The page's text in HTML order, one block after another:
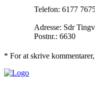
Telefon: 6177
Adresse: Sdr
Postnr.: 6630
* For at skrive